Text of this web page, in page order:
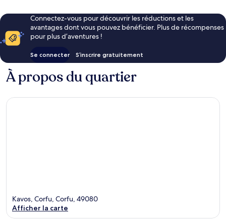
Connectez-vous pour découvrir les réductions et les
avantages dont vous pouvez bénéficier. Plus de récompenses
pour plus d’aventures !
Se connecter S’inscrire gratuitement
À propos du quartier
Kavos, Corfu, Corfu, 49080
Afficher la carte